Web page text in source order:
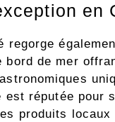
en
regorge
bord de mer
est réputée pour
produits locaux